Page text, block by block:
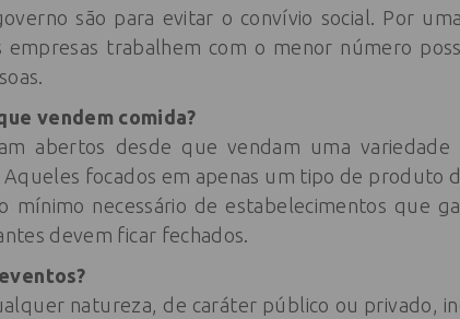
são para evitar o convívio social. Por
empresas trabalhem com o menor número
vendem comida?
abertos desde que vendam uma variedade
focados em apenas um tipo de produto
mínimo necessário de estabelecimentos que
devem ficar fechados.
natureza, de caráter público ou privado,